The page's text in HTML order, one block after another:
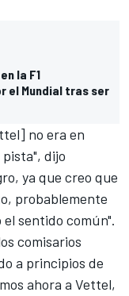
la F1
el Mundial tras ser
no era en
dijo
ya que creo que
probablemente
sentido común".
comisarios
a principios de
ahora a Vettel,